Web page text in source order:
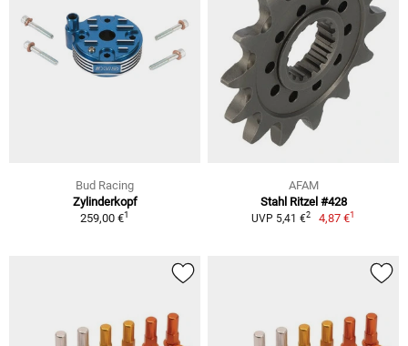
Bud Racing
Zylinderkopf
259,00 €1
AFAM
Stahl Ritzel #428
UVP 5,41 €2 4,87 €1